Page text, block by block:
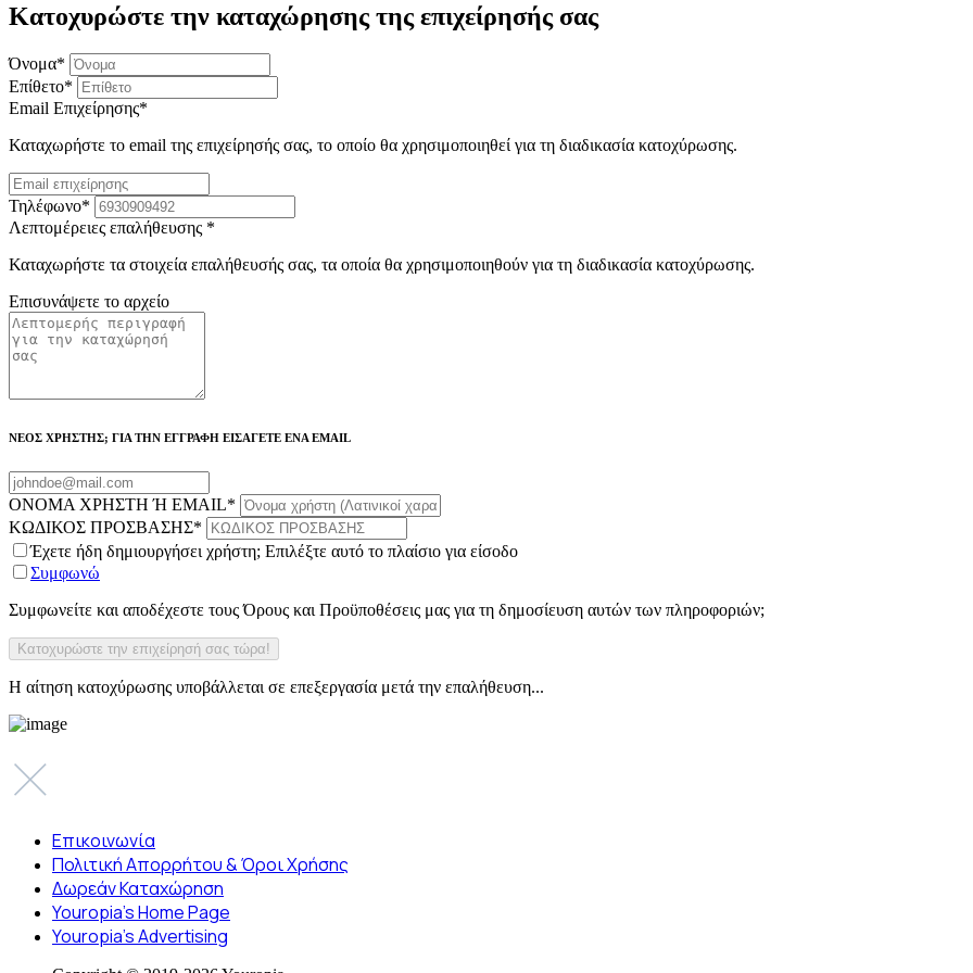
Κατοχυρώστε την καταχώρησης της επιχείρησής σας
Όνομα*
Επίθετο*
Email Επιχείρησης*
Καταχωρήστε το email της επιχείρησής σας, το οποίο θα χρησιμοποιηθεί για τη διαδικασία κατοχύρωσης.
Τηλέφωνο*
Λεπτομέρειες επαλήθευσης *
Καταχωρήστε τα στοιχεία επαλήθευσής σας, τα οποία θα χρησιμοποιηθούν για τη διαδικασία κατοχύρωσης.
Επισυνάψετε το αρχείο
ΝΕΟΣ ΧΡΗΣΤΗΣ; ΓΙΑ ΤΗΝ ΕΓΓΡΑΦΗ ΕΙΣΑΓΕΤΕ ΕΝΑ EMAIL
ΟΝΟΜΑ ΧΡΗΣΤΗ Ή EMAIL*
ΚΩΔΙΚΟΣ ΠΡΟΣΒΑΣΗΣ*
Έχετε ήδη δημιουργήσει χρήστη; Επιλέξτε αυτό το πλαίσιο για είσοδο
Συμφωνώ
Συμφωνείτε και αποδέχεστε τους Όρους και Προϋποθέσεις μας για τη δημοσίευση αυτών των πληροφοριών;
Η αίτηση κατοχύρωσης υποβάλλεται σε επεξεργασία μετά την επαλήθευση...
Επικοινωνία
Πολιτική Απορρήτου & Όροι Χρήσης
Δωρεάν Καταχώρηση
Youropia’s Home Page
Youropia’s Advertising